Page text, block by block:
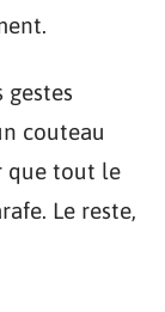
couteau
que tout le
Le reste,